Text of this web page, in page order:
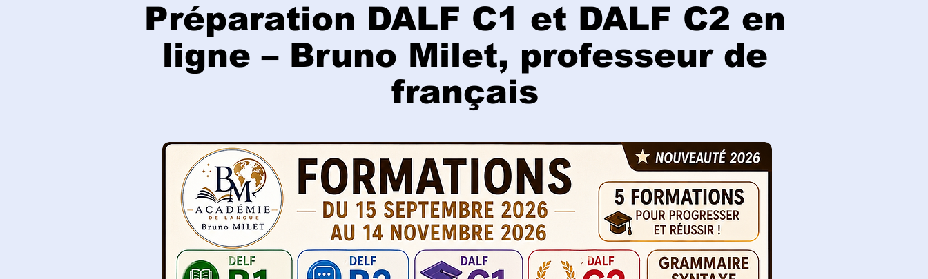
Préparation DALF C1 et DALF C2 en
ligne – Bruno Milet, professeur de
français